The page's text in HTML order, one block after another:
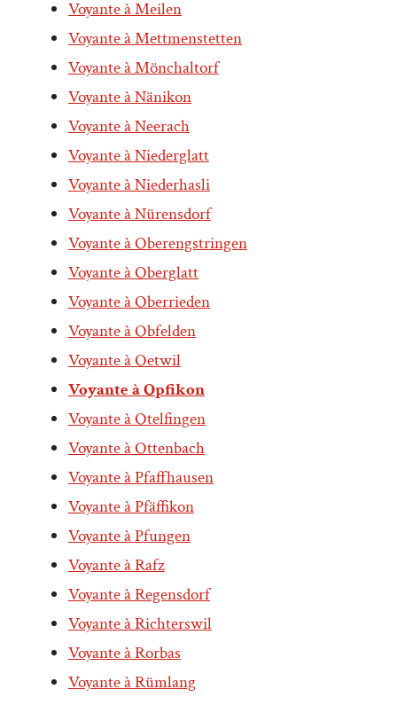
Voyante à Meilen
Voyante à Mettmenstetten
Voyante à Mönchaltorf
Voyante à Nänikon
Voyante à Neerach
Voyante à Niederglatt
Voyante à Niederhasli
Voyante à Nürensdorf
Voyante à Oberengstringen
Voyante à Oberglatt
Voyante à Oberrieden
Voyante à Obfelden
Voyante à Oetwil
Voyante à Opfikon
Voyante à Otelfingen
Voyante à Ottenbach
Voyante à Pfaffhausen
Voyante à Pfäffikon
Voyante à Pfungen
Voyante à Rafz
Voyante à Regensdorf
Voyante à Richterswil
Voyante à Rorbas
Voyante à Rümlang